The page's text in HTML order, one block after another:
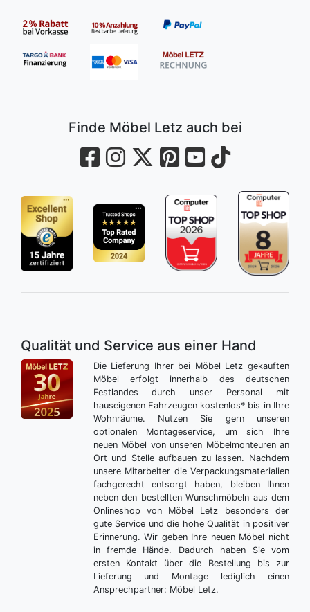
Finde Möbel Letz auch bei
Qualität und Service aus einer Hand
Die Lieferung Ihrer bei Möbel Letz gekauften
Möbel erfolgt innerhalb des deutschen
Festlandes durch unser Personal mit
hauseigenen Fahrzeugen kostenlos* bis in Ihre
Wohnräume. Nutzen Sie gern unseren
optionalen Montageservice, um sich Ihre
neuen Möbel von unseren Möbelmonteuren an
Ort und Stelle aufbauen zu lassen. Nachdem
unsere Mitarbeiter die Verpackungsmaterialien
fachgerecht entsorgt haben, bleiben Ihnen
neben den bestellten Wunschmöbeln aus dem
Onlineshop von Möbel Letz besonders der
gute Service und die hohe Qualität in positiver
Erinnerung. Wir geben Ihre neuen Möbel nicht
in fremde Hände. Dadurch haben Sie vom
ersten Kontakt über die Bestellung bis zur
Lieferung und Montage lediglich einen
Ansprechpartner: Möbel Letz.